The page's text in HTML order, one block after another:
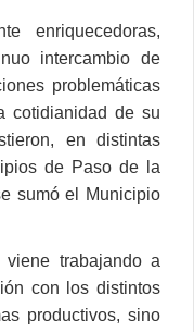
enriquecedoras,
intercambio de
problemáticas
cotidianidad de su
en distintas
de Paso de la
sumó el Municipio
viene trabajando a
con los distintos
productivos, sino